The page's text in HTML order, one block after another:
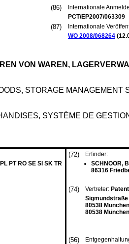
(86)
Internationale
PCT/EP2007/063309
(87)
Internationale
WO 2008/068264 (
VON WAREN,
STORAGE
SYSTÈME DE
PT RO SE SI SK TR
(72)
Erfinder:
SCHNOOR,
86316
(74) Vertreter:
Sigmundstraße
80538 München
80538
(56)